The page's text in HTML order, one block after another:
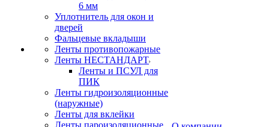
6 мм
Уплотнитель для окон и
дверей
Фальцевые вкладыши
Ленты противопожарные
Ленты НЕСТАНДАРТ
Ленты и ПСУЛ для
ПИК
Ленты гидроизоляционные
(наружные)
Ленты для вклейки
Ленты пароизоляционные